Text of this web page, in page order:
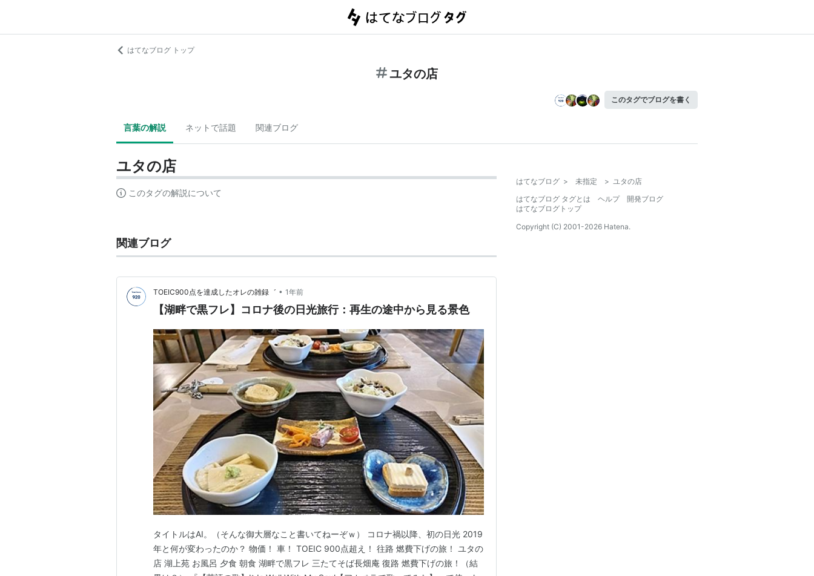
はてなブログ トップ
ユタの店
このタグでブログを書く
言葉の解説 ネットで話題 関連ブログ
ユタの店
このタグの解説について
関連ブログ
TOEIC900点を達成したオレの雑録゛ • 1年前
【湖畔で黒フレ】コロナ後の日光旅行：再生の途中から見る景色
タイトルはAI。（そんな御大層なこと書いてねーぞｗ） コロナ禍以降、初の日光 2019
年と何が変わったのか？ 物価！ 車！ TOEIC 900点超え！ 往路 燃費下げの旅！ ユタの
店 湖上苑 お風呂 夕食 朝食 湖畔で黒フレ 三たてそば長畑庵 復路 燃費下げの旅！（結
はてなブログ > 未指定 > ユタの店
はてなブログ タグとは
ヘルプ
開発ブログ
はてなブログトップ
Copyright (C) 2001-2026 Hatena.